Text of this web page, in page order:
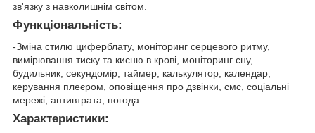
зв'язку з навколишнім світом.
Функціональність:
-Зміна стилю циферблату, моніторинг серцевого ритму,
вимірювання тиску та кисню в крові, моніторинг сну,
будильник, секундомір, таймер, калькулятор, календар,
керування плеєром, оповіщення про дзвінки, смс, соціальні
мережі, антивтрата, погода.
Характеристики: